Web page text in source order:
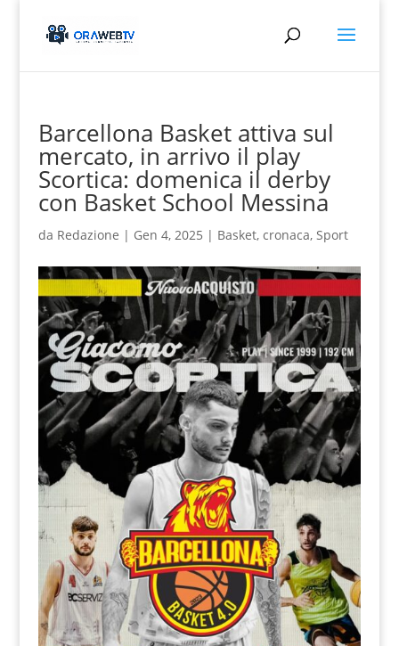
Barcellona Basket attiva sul
mercato, in arrivo il play
Scortica: domenica il derby
con Basket School Messina
da Redazione | Gen 4, 2025 | Basket, cronaca, Sport